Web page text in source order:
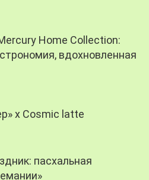
Home Collection:
вдохновленная
х Cosmic latte
пасхальная